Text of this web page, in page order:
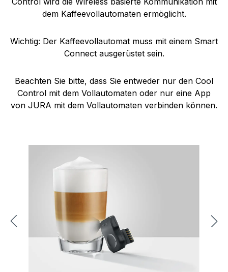
dem Kaffeevollautomaten ermöglicht.
Wichtig: Der Kaffeevollautomat muss mit einem Smart
Connect ausgerüstet sein.
Beachten Sie bitte, dass Sie entweder nur den Cool
Control mit dem Vollautomaten oder nur eine App
von JURA mit dem Vollautomaten verbinden können.